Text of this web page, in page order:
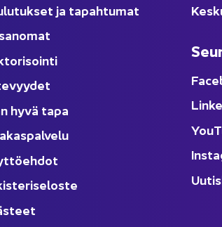
ja ta­pah­tu­mat
hyvä tapa
You